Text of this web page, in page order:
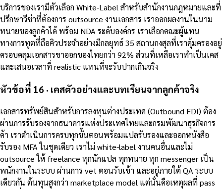
บริการของเรามีตัวเลือก White-Label สำหรับสำนักงานกฎหมายและที่
ปรึกษาวีซ่าที่ต้องการ outsource งานเอกสาร เราออกผลงานในนาม
ทนายของลูกค้าได้ พร้อม NDA ระดับองค์กร เราเลือกคณะผู้แทน
ทางการทูตที่ถือคิวประจำอย่างมีกลยุทธ์ 35 สถานกงสุลที่เราคุ้มครองอยู่
ครอบคลุมเอกสารขาออกของไทยกว่า 92% ส่วนที่เหลือเราทำเป็นเคส
และเสนอเวลาที่ realistic แทนที่จะรับปากเกินจริง
หัวข้อที่ 16 · เคสตัวอย่างและบทเรียนจากลูกค้าจริง
เอกสารทรัพย์สินสำหรับการลงทุนต่างประเทศ (Outbound FDI) ต้อง
ผ่านการรับรองจากธนาคารแห่งประเทศไทยและกรมพัฒนาธุรกิจการ
ค้า เราดำเนินการครบทุกขั้นตอนพร้อมแปลรับรองและออกหนังสือ
รับรอง MFA ในชุดเดียว เราไม่ white-label งานคนอื่นและไม่
outsource ให้ freelance ทุกนักแปล ทุกทนาย ทุก messenger เป็น
พนักงานในระบบ ผ่านการ vet ตอนรับเข้า และอยู่ภายใต้ QA ระบบ
เดียวกัน ต้นทุนสูงกว่า marketplace model แต่นั่นคือเหตุผลที่ pass